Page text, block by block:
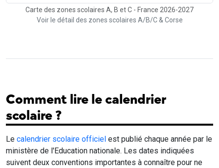
Carte des zones scolaires A, B et C - France 2026-2027
Voir le détail des zones scolaires A/B/C & Corse
Comment lire le calendrier
scolaire ?
Le calendrier scolaire officiel est publié chaque année par le
ministère de l'Education nationale. Les dates indiquées
suivent deux conventions importantes à connaître pour ne